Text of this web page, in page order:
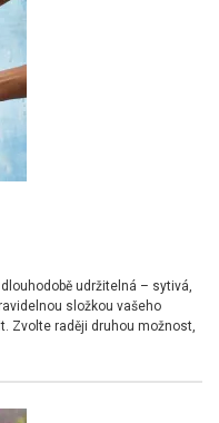
udržitelná – sytivá,
složkou vašeho
Zvolte raději druhou možnost,